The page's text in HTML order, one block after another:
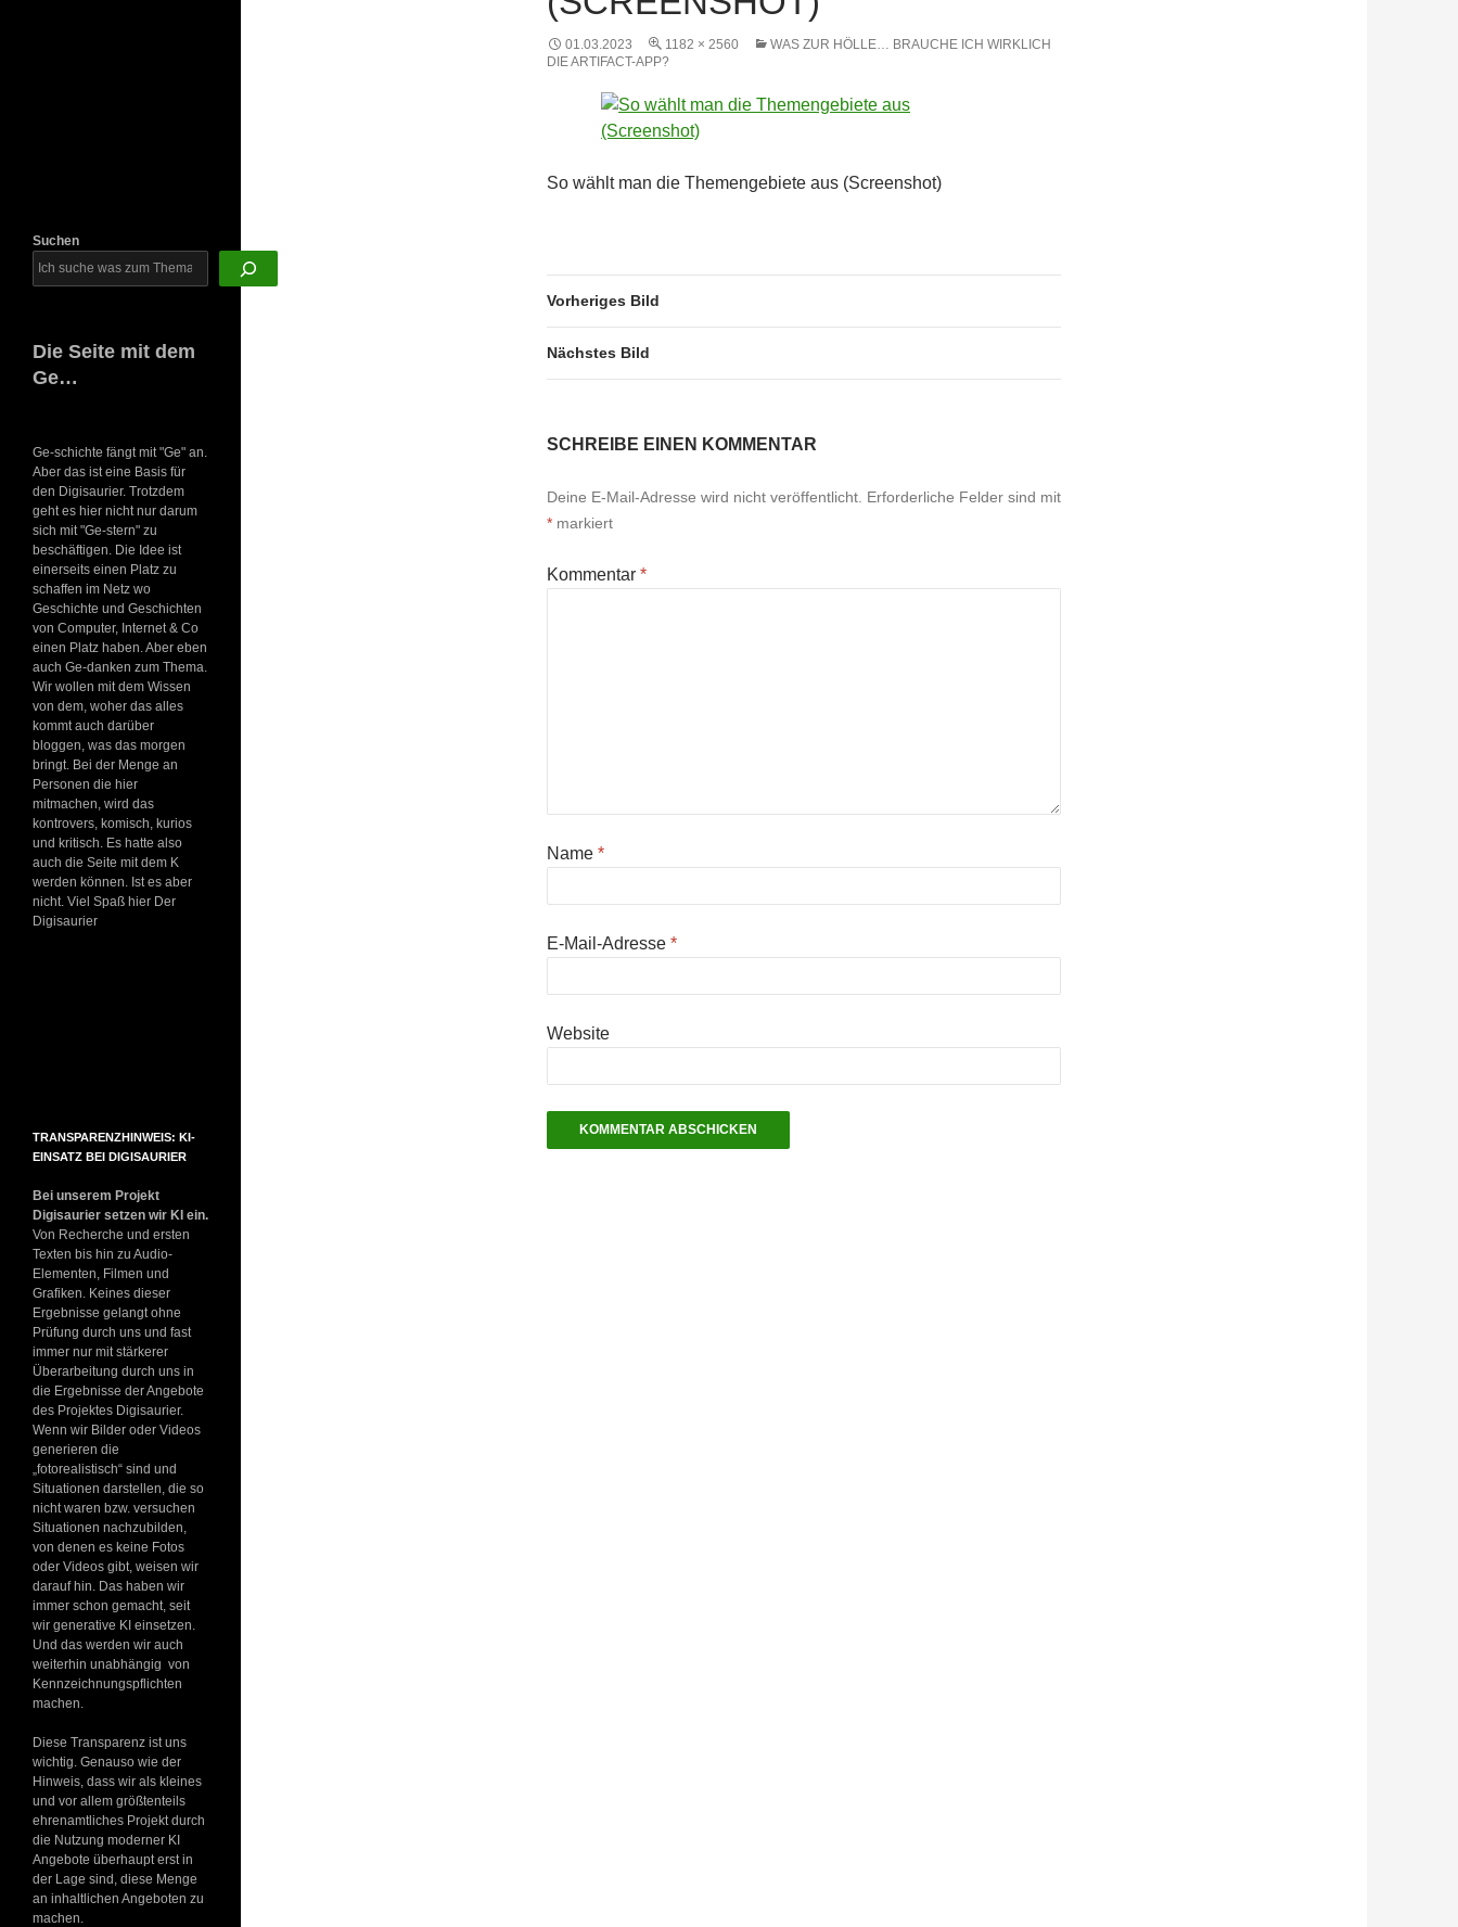
01.03.2023 1182 × 2560
WAS ZUR HÖLLE… BRAUCHE ICH WIRKLICH
DIE ARTIFACT-APP?
So wählt man die Themengebiete aus (Screenshot)
Vorheriges Bild
Nächstes Bild
SCHREIBE EINEN KOMMENTAR
Deine E-Mail-Adresse wird nicht veröffentlicht. Erforderliche Felder sind mit
* markiert
Kommentar *
Name *
E-Mail-Adresse *
Website
Suchen
Die Seite mit dem
Ge…
Ge-schichte fängt mit "Ge" an.
Aber das ist eine Basis für
den Digisaurier. Trotzdem
geht es hier nicht nur darum
sich mit "Ge-stern" zu
beschäftigen. Die Idee ist
einerseits einen Platz zu
schaffen im Netz wo
Geschichte und Geschichten
von Computer, Internet & Co
einen Platz haben. Aber eben
auch Ge-danken zum Thema.
Wir wollen mit dem Wissen
von dem, woher das alles
kommt auch darüber
bloggen, was das morgen
bringt. Bei der Menge an
Personen die hier
mitmachen, wird das
kontrovers, komisch, kurios
und kritisch. Es hatte also
auch die Seite mit dem K
werden können. Ist es aber
nicht. Viel Spaß hier Der
Digisaurier
TRANSPARENZHINWEIS: KI-
EINSATZ BEI DIGISAURIER
Bei unserem Projekt
Digisaurier setzen wir KI ein.
Von Recherche und ersten
Texten bis hin zu Audio-
Elementen, Filmen und
Grafiken. Keines dieser
Ergebnisse gelangt ohne
Prüfung durch uns und fast
immer nur mit stärkerer
Überarbeitung durch uns in
die Ergebnisse der Angebote
des Projektes Digisaurier.
Wenn wir Bilder oder Videos
generieren die
„fotorealistisch“ sind und
Situationen darstellen, die so
nicht waren bzw. versuchen
Situationen nachzubilden,
von denen es keine Fotos
oder Videos gibt, weisen wir
darauf hin. Das haben wir
immer schon gemacht, seit
wir generative KI einsetzen.
Und das werden wir auch
weiterhin unabhängig von
Kennzeichnungspflichten
machen.
Diese Transparenz ist uns
wichtig. Genauso wie der
Hinweis, dass wir als kleines
und vor allem größtenteils
ehrenamtliches Projekt durch
die Nutzung moderner KI
Angebote überhaupt erst in
der Lage sind, diese Menge
an inhaltlichen Angeboten zu
machen.